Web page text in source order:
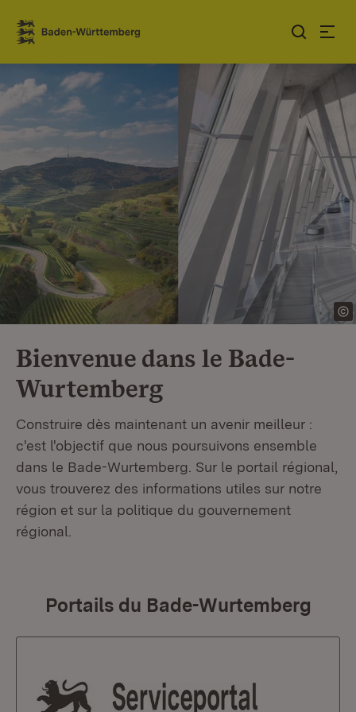
Sauter au contenu
Link zur Startseite
Bienvenue dans le Bade-
Wurtemberg
Construire dès maintenant un avenir meilleur :
c'est l'objectif que nous poursuivons ensemble
dans le Bade-Wurtemberg. Sur le portail régional,
vous trouverez des informations utiles sur notre
région et sur la politique du gouvernement
régional.
Portails du Bade-Wurtemberg